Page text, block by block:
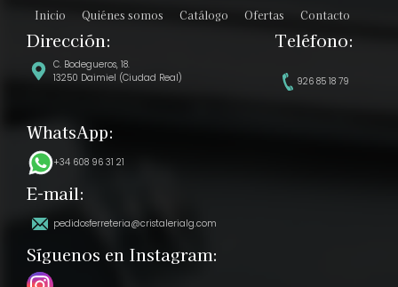
Inicio Quiénes somos Catálogo Ofertas Contacto
Dirección:
C. Bodegueros, 18.
13250 Daimiel (Ciudad Real)
Teléfono:
926 85 18 79
WhatsApp:
+34 608 96 31 21
E-mail:
pedidosferreteria@cristalerialg.com
Síguenos en Instagram: